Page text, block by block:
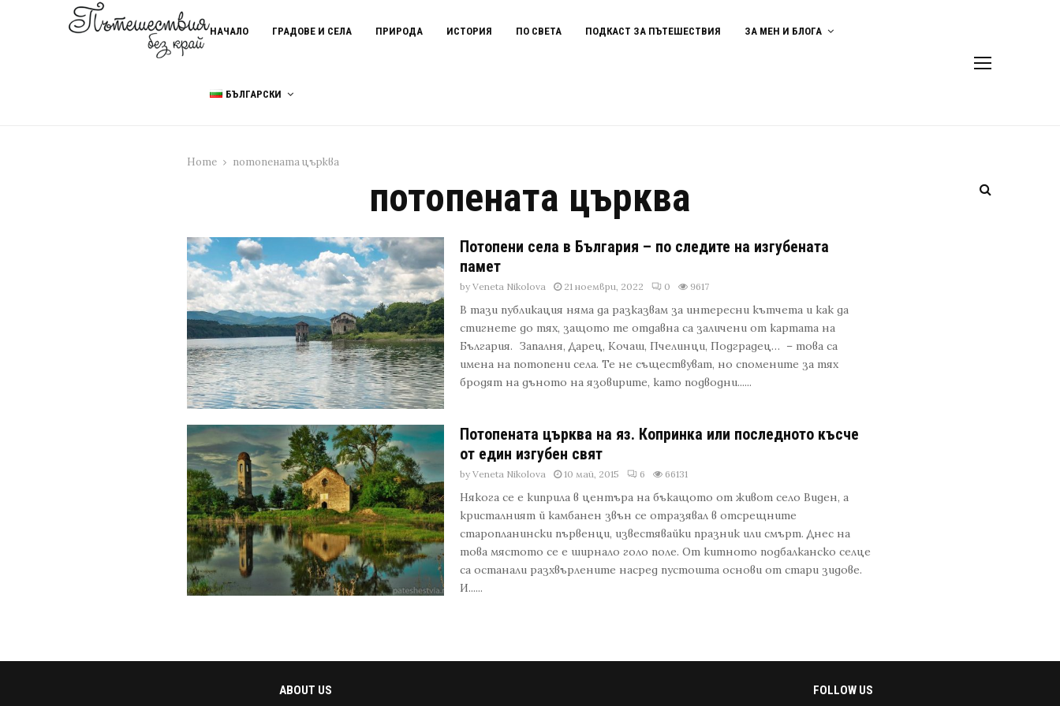
НАЧАЛО ГРАДОВЕ И СЕЛА ПРИРОДА ИСТОРИЯ ПО СВЕТА ПОДКАСТ ЗА ПЪТЕШЕСТВИЯ ЗА МЕН И БЛОГА
БЪЛГАРСКИ
Home потопената църква
потопената църква
Потопени села в България – по следите на изгубената
памет
byVeneta Nikolova 21 ноември, 2022 0 9617
В тази публикация няма да разказвам за интересни кътчета и как да
стигнете до тях, защото те отдавна са заличени от картата на
България. Запалня, Дарец, Кочаш, Пчелинци, Подградец… – това са
имена на потопени села. Те не съществуват, но спомените за тях
бродят на дъното на язовирите, като подводни......
Потопената църква на яз. Копринка или последното късче
от един изгубен свят
byVeneta Nikolova 10 май, 2015 6 66131
Някога се е киприла в центъра на бъкащото от живот село Виден, а
кристалният й камбанен звън се отразявал в отсрещните
старопланински първенци, известявайки празник или смърт. Днес на
това мястото се е ширнало голо поле. От китното подбалканско селце
са останали разхвърлените насред пустошта основи от стари зидове.
И......
ABOUT US FOLLOW US